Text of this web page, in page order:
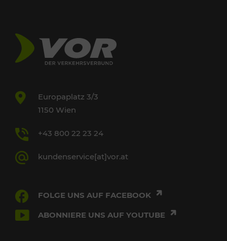
Europaplatz 3/3
1150 Wien
+43 800 22 23 24
kundenservice[at]vor.at
FOLGE UNS AUF FACEBOOK
ABONNIERE UNS AUF YOUTUBE